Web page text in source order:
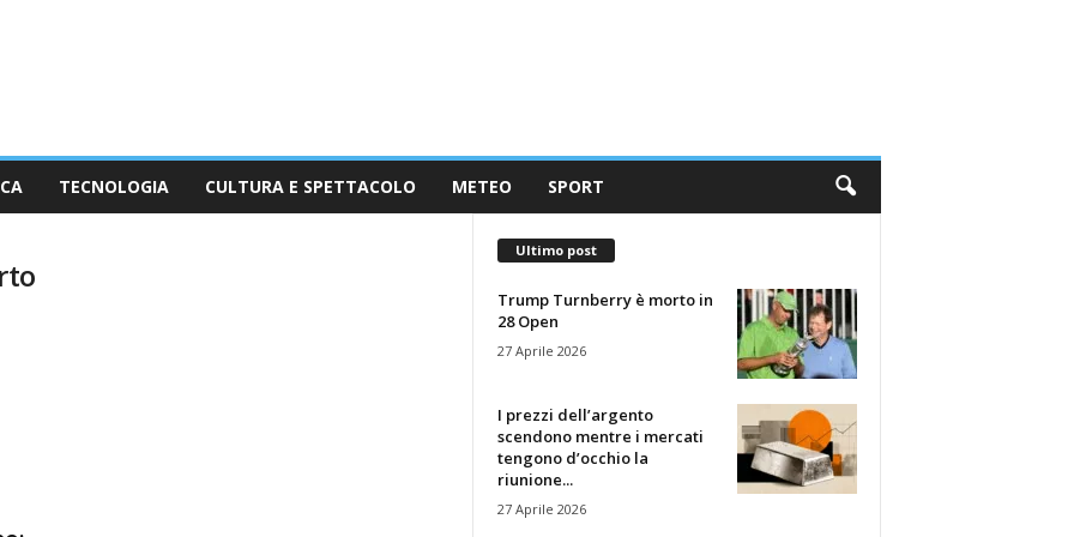
TECNOLOGIA CULTURA E SPETTACOLO METEO SPORT
Ultimo post
Trump Turnberry è morto in
28 Open
27 Aprile 2026
I prezzi dell’argento
scendono mentre i mercati
tengono d’occhio la
riunione...
27 Aprile 2026